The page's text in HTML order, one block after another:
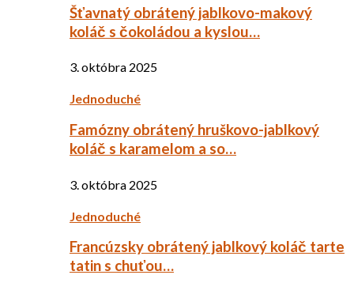
Šťavnatý obrátený jablkovo-makový
koláč s čokoládou a kyslou…
3. októbra 2025
Jednoduché
Famózny obrátený hruškovo-jablkový
koláč s karamelom a so…
3. októbra 2025
Jednoduché
Francúzsky obrátený jablkový koláč tarte
tatin s chuťou…